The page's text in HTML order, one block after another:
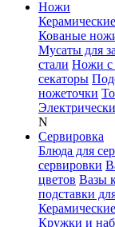
Ножи
Кованые
Мусаты для
стали Ножи с
секаторы
ножеточки
N
Сервировка
Блюда для
сервировки
цветов Вазы
подставки
Кружки и